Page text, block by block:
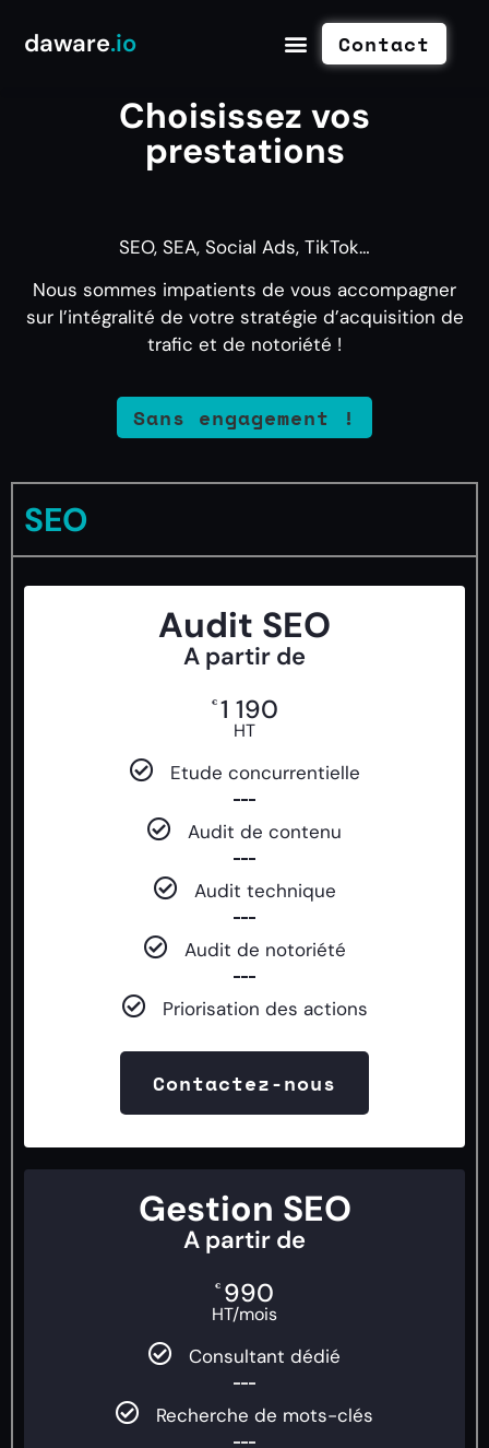
daware.io Contact
Choisissez vos
prestations
SEO, SEA, Social Ads, TikTok…
Nous sommes impatients de vous accompagner
sur l’intégralité de votre stratégie d’acquisition de
trafic et de notoriété !
Sans engagement !
SEO
Audit SEO
A partir de
€ 1 190
HT
Etude concurrentielle
Audit de contenu
Audit technique
Audit de notoriété
Priorisation des actions
Contactez-nous
Gestion SEO
A partir de
€ 990
HT/mois
Consultant dédié
Recherche de mots-clés